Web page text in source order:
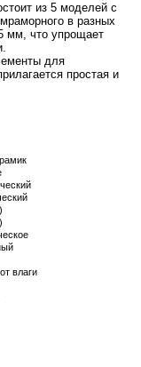
из 5 моделей с
в разных
мм, что упрощает
для
простая и
влаги